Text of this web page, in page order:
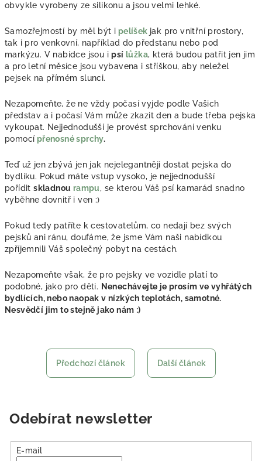
obvykle vyrobeny ze silikonu a jsou velmi lehké.
Samozřejmostí by měl být i pelíšek jak pro vnitřní prostory,
tak i pro venkovní, například do předstanu nebo pod
markýzu. V nabídce jsou i psí lůžka, která budou patřit jen jim
a pro letní měsíce jsou vybavena i stříškou, aby neležel
pejsek na přímém slunci.
Nezapomeňte, že ne vždy počasí vyjde podle Vašich
představ a i počasí Vám může zkazit den a bude třeba pejska
vykoupat. Nejjednodušší je provést sprchování venku
pomocí přenosné sprchy.
Teď už jen zbývá jen jak nejelegantněji dostat pejska do
bydlíku. Pokud máte vstup vysoko, je nejjednodušší
pořídit skladnou rampu, se kterou Váš psí kamarád snadno
vyběhne dovnitř i ven :)
Pokud tedy patříte k cestovatelům, co nedají bez svých
pejsků ani ránu, doufáme, že jsme Vám naši nabídkou
zpříjemnili Váš společný pobyt na cestách.
Nezapomeňte však, že pro pejsky ve vozidle platí to
podobné, jako pro děti. Nenechávejte je prosím ve vyhřátých
bydlících, nebo naopak v nízkých teplotách, samotné.
Nesvědčí jim to stejně jako nám :)
Předchozí článek Další článek
Odebírat newsletter
E-mail